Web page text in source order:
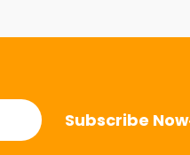
Subscribe Now